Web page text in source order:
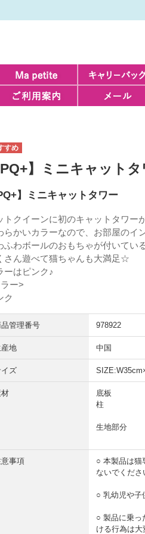
PQ+】ミニキャット
】ミニキャットタワー
トクイーンに初のキャットタワー
らかいカラーなので、お部屋のイ
ふわボールのおもちゃが付いている
さん遊べて猫ちゃんも大満足☆
ーはピンク♪
ー>
ク
管理番号 978922
地 中国
ズ
底
柱
生地部分
事項
○ 本製品は猫
ないでくださ
○ 乳幼児や子
○ 製品に乗っ
ける行為は大